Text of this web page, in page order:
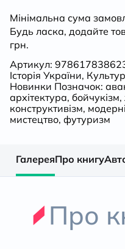
Мінімальна сума
Будь ласка, додайте
грн.
Артикул:
Історія України,
Новинки Позначок:
архітектура, бойчукізм,
конструктивізм,
мистецтво, футуризм
ГалереяПро книгу
Про